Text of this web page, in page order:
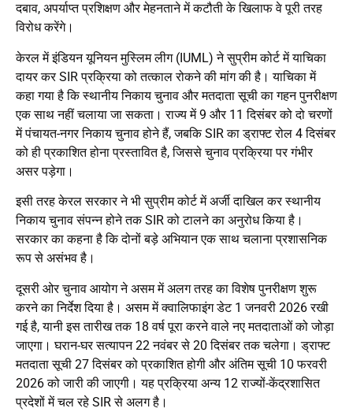
दबाव, अपर्याप्त प्रशिक्षण और मेहनताने में कटौती के खिलाफ वे पूरी तरह
विरोध करेंगे।
केरल में इंडियन यूनियन मुस्लिम लीग (IUML) ने सुप्रीम कोर्ट में याचिका
दायर कर SIR प्रक्रिया को तत्काल रोकने की मांग की है। याचिका में
कहा गया है कि स्थानीय निकाय चुनाव और मतदाता सूची का गहन पुनरीक्षण
एक साथ नहीं चलाया जा सकता। राज्य में 9 और 11 दिसंबर को दो चरणों
में पंचायत-नगर निकाय चुनाव होने हैं, जबकि SIR का ड्राफ्ट रोल 4 दिसंबर
को ही प्रकाशित होना प्रस्तावित है, जिससे चुनाव प्रक्रिया पर गंभीर
असर पड़ेगा।
इसी तरह केरल सरकार ने भी सुप्रीम कोर्ट में अर्जी दाखिल कर स्थानीय
निकाय चुनाव संपन्न होने तक SIR को टालने का अनुरोध किया है।
सरकार का कहना है कि दोनों बड़े अभियान एक साथ चलाना प्रशासनिक
रूप से असंभव है।
दूसरी ओर चुनाव आयोग ने असम में अलग तरह का विशेष पुनरीक्षण शुरू
करने का निर्देश दिया है। असम में क्वालिफाइंग डेट 1 जनवरी 2026 रखी
गई है, यानी इस तारीख तक 18 वर्ष पूरा करने वाले नए मतदाताओं को जोड़ा
जाएगा। घरान-घर सत्यापन 22 नवंबर से 20 दिसंबर तक चलेगा। ड्राफ्ट
मतदाता सूची 27 दिसंबर को प्रकाशित होगी और अंतिम सूची 10 फरवरी
2026 को जारी की जाएगी। यह प्रक्रिया अन्य 12 राज्यों-केंद्रशासित
प्रदेशों में चल रहे SIR से अलग है।